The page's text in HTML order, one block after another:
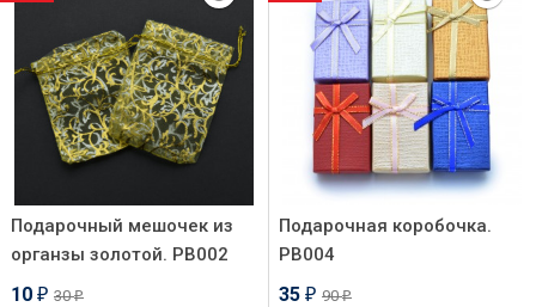
Подарочный мешочек из
органзы золотой. PB002
10 ₽ 30₽
Подарочная коробочка.
PB004
35 ₽ 90₽